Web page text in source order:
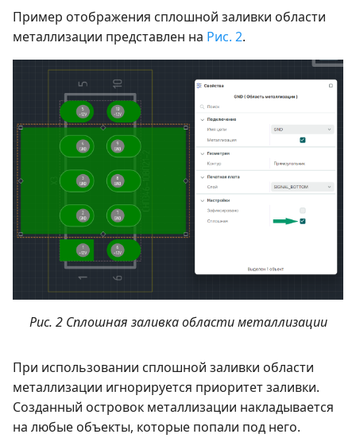
Пример отображения сплошной заливки области
металлизации представлен на Рис. 2.
Рис. 2 Сплошная заливка области металлизации
При использовании сплошной заливки области
металлизации игнорируется приоритет заливки.
Созданный островок металлизации накладывается
на любые объекты, которые попали под него.